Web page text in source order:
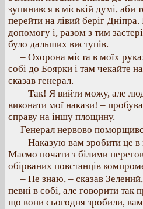
зупинився в міській думі, аби
перейти на лівий беріг
допомогу і, разом з тим
було дальших виступів.
– Охорона міста в моїх
собі до Боярки і там чекайте
сказав генерал.
– Так! Я вийти можу, але
виконати мої накази! –
справу на іншу площину.
Генерал нервово
– Наказую вам зробити це в
Маємо почати з білими
обірваних повстанців
– Не знаю, – сказав
певні в собі, але говорити так
що вони сьогодня зробили,